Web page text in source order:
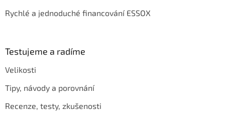
Rychlé a jednoduché financování ESSOX
Testujeme a radíme
Velikosti
Tipy, návody a porovnání
Recenze, testy, zkušenosti